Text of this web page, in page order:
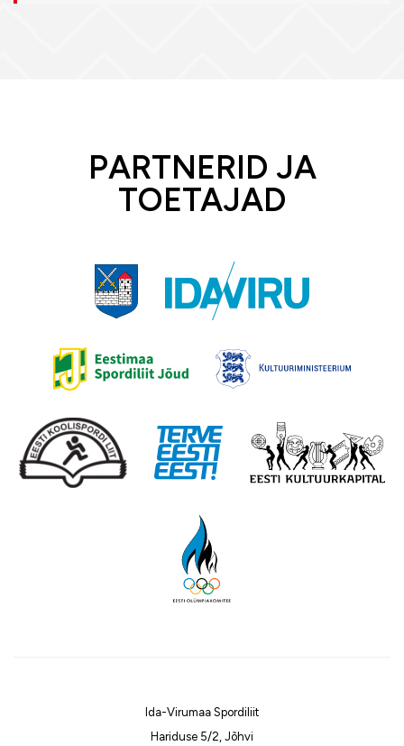
PARTNERID JA
TOETAJAD
Ida-Virumaa Spordiliit
Hariduse 5/2, Jõhvi